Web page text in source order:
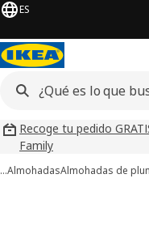
ES
Recoge tu pedido
Family
…AlmohadasAlmohadas de